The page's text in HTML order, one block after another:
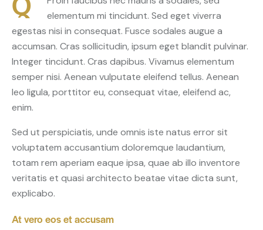
elementum mi tincidunt. Sed eget viverra
egestas nisi in consequat. Fusce sodales augue a
accumsan. Cras sollicitudin, ipsum eget blandit pulvinar.
Integer tincidunt. Cras dapibus. Vivamus elementum
semper nisi. Aenean vulputate eleifend tellus. Aenean
leo ligula, porttitor eu, consequat vitae, eleifend ac,
enim.
Sed ut perspiciatis, unde omnis iste natus error sit
voluptatem accusantium doloremque laudantium,
totam rem aperiam eaque ipsa, quae ab illo inventore
veritatis et quasi architecto beatae vitae dicta sunt,
explicabo.
At vero eos et accusam